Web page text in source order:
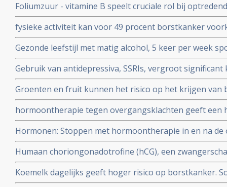
Foliumzuur - vitamine B speelt cruciale rol bij
gerelateerd zijn aan risico op kanker en specifiek bij
fysieke activiteit kan voor 49 procent borstkanker
veroorzaakt overgewicht en weinig bewegen en
Gezonde leefstijl met matig alcohol, 5 keer per week
worden heeft positief effect op het risico borstkanker
overgang
Gebruik van antidepressiva, SSRIs, vergroot
eierstokkanker blijkt uit grote meta analyse.
Groenten en fruit kunnen het risico op het krijgen van
verminderen. Vooral de vormen van borstkanker met
markers die negatief zijn is te voorkomen met een
hormoontherapie tegen overgangsklachten geeft een
werd gedacht. Blijkt uit grote meta-analyse van 58
Hormonen: Stoppen met hormoontherapie in en na
vooral borstkanker (11%) en eierstokkanker (20%) .
Humaan choriongonadotrofine (hCG), een
opmerkelijk effect op het genexpressieprofiel van
die geen anticonceptie gebruikten.
Koemelk dagelijks geeft hoger risico op borstkanker.
yoghurt en kaas geven geen hoger risico. Blijkt uit